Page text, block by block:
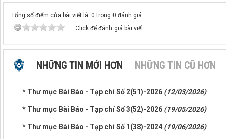
Tổng số điểm của bài viết là: 0 trong 0 đánh giá
Click để đánh giá bài viết
NHỮNG TIN MỚI HƠN NHỮNG TIN CŨ HƠN
* Thư mục Bài Báo - Tạp chí Số 2(51)-2026 (12/03/2026)
* Thư mục Bài Báo - Tạp chí Số 3(52)-2026 (19/05/2026)
* Thư mục Bài Báo - Tạp chí Số 1(38)-2024 (19/06/2026)